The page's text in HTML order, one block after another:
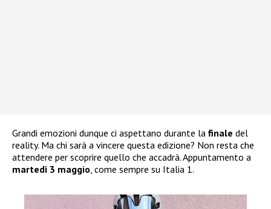
Grandi emozioni dunque ci aspettano durante la finale del
reality. Ma chi sarà a vincere questa edizione? Non resta che
attendere per scoprire quello che accadrà. Appuntamento a
martedì 3 maggio , come sempre su Italia 1.